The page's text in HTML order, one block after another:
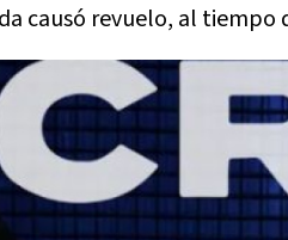
causó revuelo, al tiempo